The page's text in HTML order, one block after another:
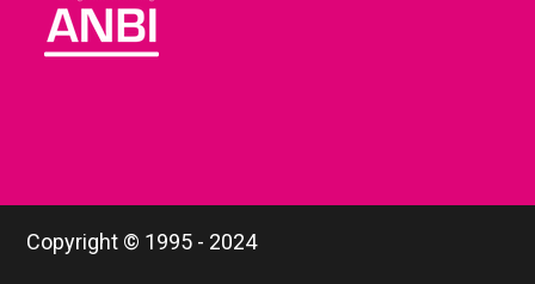
Copyright © 1995 - 2024